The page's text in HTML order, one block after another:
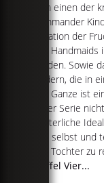
Zum einen der
Commander
Situation der
den
werden. Sowie
Kindern, die in
Das Ganze ist
in der Serie
mütterliche
sich selbst
ihre Tochter zu
Staffel Vier...